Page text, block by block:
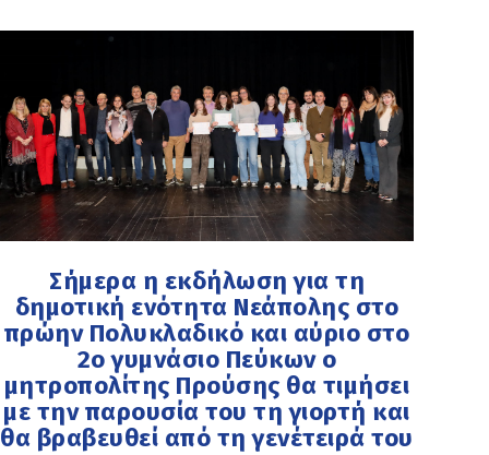
Σήμερα η εκδήλωση για τη
δημοτική ενότητα Νεάπολης στο
πρώην Πολυκλαδικό και αύριο στο
2ο γυμνάσιο Πεύκων ο
μητροπολίτης Προύσης θα τιμήσει
με την παρουσία του τη γιορτή και
θα βραβευθεί από τη γενέτειρά του